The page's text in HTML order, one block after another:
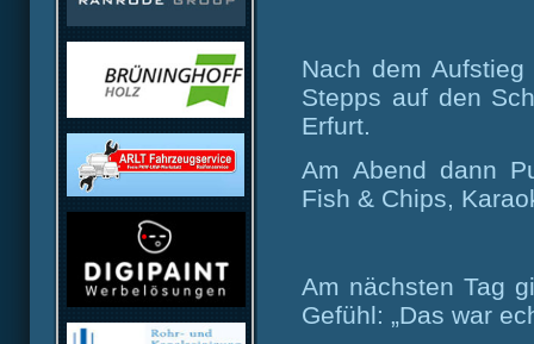
Nach dem
Stepps auf den
Erfurt.
Am Abend dann
Fish & Chips,
Am nächsten Tag
Gefühl: „Das war